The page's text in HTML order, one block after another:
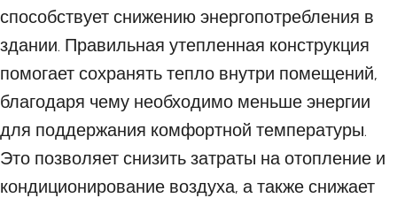
способствует снижению энергопотребления в
здании. Правильная утепленная конструкция
помогает сохранять тепло внутри помещений,
благодаря чему необходимо меньше энергии
для поддержания комфортной температуры.
Это позволяет снизить затраты на отопление и
кондиционирование воздуха, а также снижает